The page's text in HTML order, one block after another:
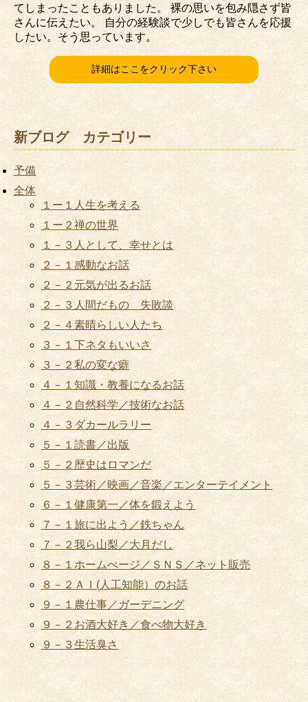
てしまったこともありました。 裸の思いを包み隠さず皆
さんに伝えたい。 自分の経験談で少しでも皆さんを応援
したい。そう思っています。
詳細はここをクリック下さい
新ブログ カテゴリー
予備
全体
１ー１人生を考える
１ー２禅の世界
１－３人として、幸せとは
２－１感動なお話
２－２元気が出るお話
２－３人間だもの 失敗談
２－４素晴らしい人たち
３－１下ネタもいいさ
３－２私の変な癖
４－１知識・教養になるお話
４－２自然科学／技術なお話
４－３ダカールラリー
５－１読書／出版
５－２歴史はロマンだ
５－３芸術／映画／音楽／エンターテイメント
６－１健康第一／体を鍛えよう
７－１旅に出よう／鉄ちゃん
７－２我ら山梨／大月だし
８－１ホームぺージ／ＳＮＳ／ネット販売
８－２ＡＩ(人工知能）のお話
９－１農仕事／ガーデニング
９－２お酒大好き／食べ物大好き
９－３生活臭さ